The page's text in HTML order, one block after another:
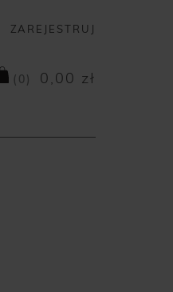
ZAREJESTRUJ
( 0 ) 0,00 zł